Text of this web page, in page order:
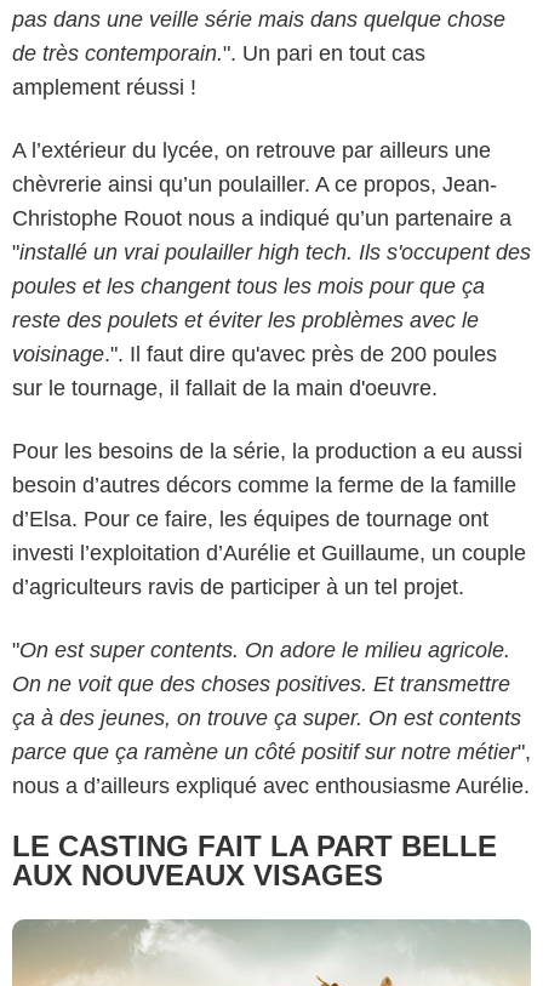
pas dans une veille série mais dans quelque chose
de très contemporain.". Un pari en tout cas
amplement réussi !
A l’extérieur du lycée, on retrouve par ailleurs une
chèvrerie ainsi qu’un poulailler. A ce propos, Jean-
Christophe Rouot nous a indiqué qu’un partenaire a
"installé un vrai poulailler high tech. Ils s'occupent des
poules et les changent tous les mois pour que ça
reste des poulets et éviter les problèmes avec le
voisinage.". Il faut dire qu'avec près de 200 poules
sur le tournage, il fallait de la main d'oeuvre.
Pour les besoins de la série, la production a eu aussi
besoin d’autres décors comme la ferme de la famille
d’Elsa. Pour ce faire, les équipes de tournage ont
investi l’exploitation d’Aurélie et Guillaume, un couple
d’agriculteurs ravis de participer à un tel projet.
"On est super contents. On adore le milieu agricole.
On ne voit que des choses positives. Et transmettre
ça à des jeunes, on trouve ça super. On est contents
parce que ça ramène un côté positif sur notre métier",
nous a d’ailleurs expliqué avec enthousiasme Aurélie.
LE CASTING FAIT LA PART BELLE
AUX NOUVEAUX VISAGES
Jean-Philippe BALTEL - FTV